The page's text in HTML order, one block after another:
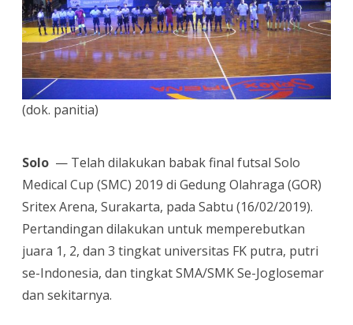
Closing
Ceremony
Solo
Medical
2019
(dok. panitia)
Solo — Telah dilakukan babak final futsal Solo
Medical Cup (SMC) 2019 di Gedung Olahraga (GOR)
Sritex Arena, Surakarta, pada Sabtu (16/02/2019).
Pertandingan dilakukan untuk memperebutkan
juara 1, 2, dan 3 tingkat universitas FK putra, putri
se-Indonesia, dan tingkat SMA/SMK Se-Joglosemar
dan sekitarnya.